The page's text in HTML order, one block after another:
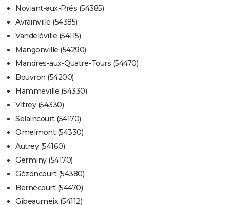
Noviant-aux-Prés (54385)
Avrainville (54385)
Vandeléville (54115)
Mangonville (54290)
Mandres-aux-Quatre-Tours (54470)
Bouvron (54200)
Hammeville (54330)
Vitrey (54330)
Selaincourt (54170)
Omelmont (54330)
Autrey (54160)
Germiny (54170)
Gézoncourt (54380)
Bernécourt (54470)
Gibeaumeix (54112)